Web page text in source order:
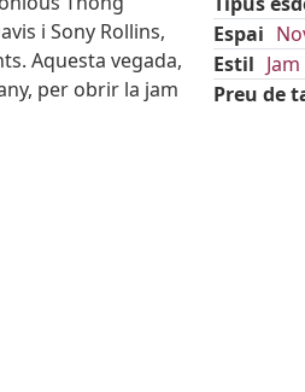
i Sony Rollins,
Aquesta vegada,
per obrir la jam
Espai
Estil
Preu de